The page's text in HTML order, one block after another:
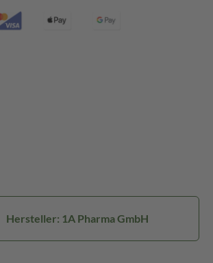
Hersteller: 1A Pharma GmbH